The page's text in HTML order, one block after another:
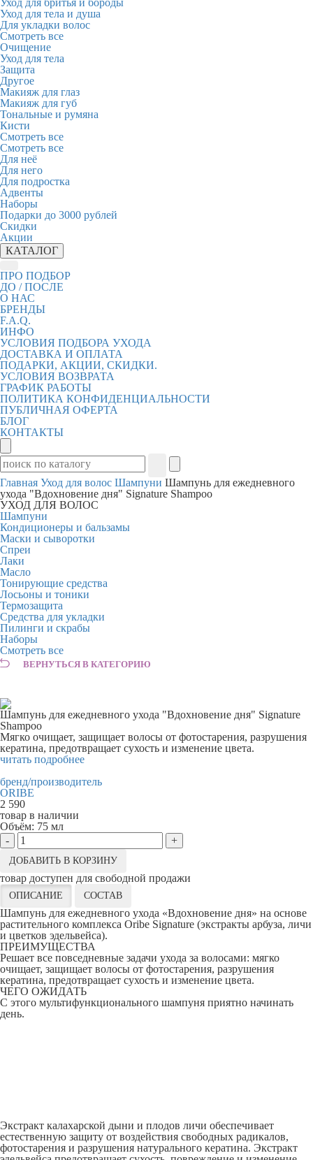
Уход для бритья и бороды
Уход для тела и душа
Для укладки волос
Смотреть все
Очищение
Уход для тела
Защита
Другое
Макияж для глаз
Макияж для губ
Тональные и румяна
Кисти
Смотреть все
Смотреть все
Для неё
Для него
Для подростка
Адвенты
Наборы
Подарки до 3000 рублей
Скидки
Акции
КАТАЛОГ
ПРО ПОДБОР
ДО / ПОСЛЕ
О НАС
БРЕНДЫ
F.A.Q.
ИНФО
УСЛОВИЯ ПОДБОРА УХОДА
ДОСТАВКА И ОПЛАТА
ПОДАРКИ, АКЦИИ, СКИДКИ.
УСЛОВИЯ ВОЗВРАТА
ГРАФИК РАБОТЫ
ПОЛИТИКА КОНФИДЕНЦИАЛЬНОСТИ
ПУБЛИЧНАЯ ОФЕРТА
БЛОГ
КОНТАКТЫ
Главная Уход для волос Шампуни Шампунь для ежедневного
ухода "Вдохновение дня" Signature Shampoo
УХОД ДЛЯ ВОЛОС
Шампуни
Кондиционеры и бальзамы
Маски и сыворотки
Спреи
Лаки
Масло
Тонирующие средства
Лосьоны и тоники
Термозащита
Средства для укладки
Пилинги и скрабы
Наборы
Смотреть все
ВЕРНУТЬСЯ В КАТЕГОРИЮ
Шампунь для ежедневного ухода "Вдохновение дня" Signature
Shampoo
Мягко очищает, защищает волосы от фотостарения, разрушения
кератина, предотвращает сухость и изменение цвета.
читать подробнее
бренд/производитель
ORIBE
2 590
товар в наличии
Объём: 75 мл
-
+
ДОБАВИТЬ В КОРЗИНУ
товар доступен для свободной продажи
ОПИСАНИЕ СОСТАВ
Шампунь для ежедневного ухода «Вдохновение дня» на основе
растительного комплекса Oribe Signature (экстракты арбуза, личи
и цветков эдельвейса).
ПРЕИМУЩЕСТВА
Решает все повседневные задачи ухода за волосами: мягко
очищает, защищает волосы от фотостарения, разрушения
кератина, предотвращает сухость и изменение цвета.
ЧЕГО ОЖИДАТЬ
С этого мультифункционального шампуня приятно начинать
день.
Экстракт калахарской дыни и плодов личи обеспечивает
естественную защиту от воздействия свободных радикалов,
фотостарения и разрушения натурального кератина. Экстракт